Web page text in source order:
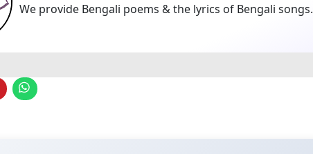
We provide Bengali poems & the lyrics of Bengali songs.